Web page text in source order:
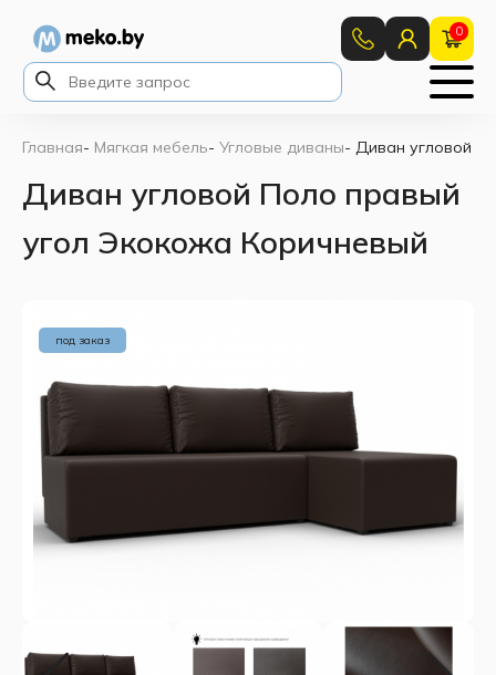
0
Главная- Мягкая мебель- Угловые диваны- Диван угловой
Диван угловой Поло правый
угол Экокожа Коричневый
под заказ